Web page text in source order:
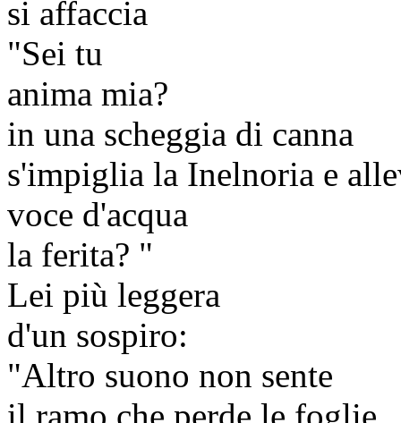
si affaccia
"Sei tu
anima mia?
in una scheggia di canna
s'impiglia la Inelnoria e
voce d'acqua
la ferita? "
Lei più leggera
d'un sospiro:
"Altro suono non sente